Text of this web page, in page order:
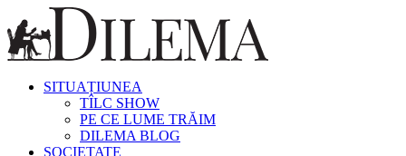
SITUAȚIUNEA
TÎLC SHOW
PE CE LUME TRĂIM
DILEMA BLOG
SOCIETATE